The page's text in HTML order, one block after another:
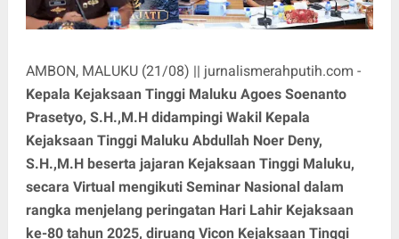
AMBON, MALUKU (21/08) || jurnalismerahputih.com -
Kepala Kejaksaan Tinggi Maluku Agoes Soenanto
Prasetyo, S.H.,M.H didampingi Wakil Kepala
Kejaksaan Tinggi Maluku Abdullah Noer Deny,
S.H.,M.H beserta jajaran Kejaksaan Tinggi Maluku,
secara Virtual mengikuti Seminar Nasional dalam
rangka menjelang peringatan Hari Lahir Kejaksaan
ke-80 tahun 2025, diruang Vicon Kejaksaan Tinggi